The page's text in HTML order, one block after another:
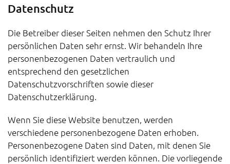
Datenschutz
Die Betreiber dieser Seiten nehmen den Schutz Ihrer
persönlichen Daten sehr ernst. Wir behandeln Ihre
personenbezogenen Daten vertraulich und
entsprechend den gesetzlichen
Datenschutzvorschriften sowie dieser
Datenschutzerklärung.
Wenn Sie diese Website benutzen, werden
verschiedene personenbezogene Daten erhoben.
Personenbezogene Daten sind Daten, mit denen Sie
persönlich identifiziert werden können. Die vorliegende